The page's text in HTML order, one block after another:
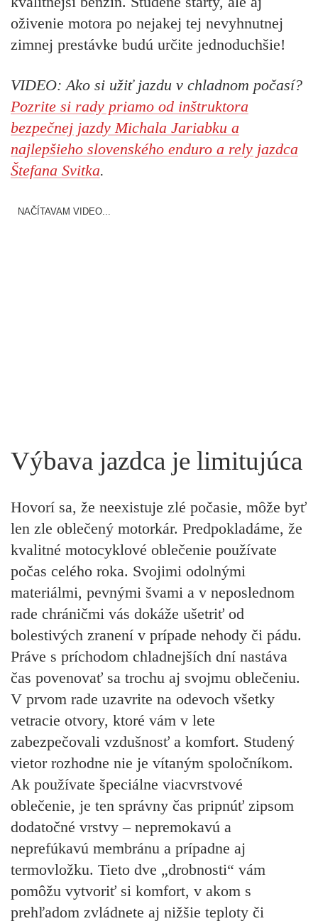
oživenie motora po nejakej tej nevyhnutnej
zimnej prestávke budú určite jednoduchšie!
VIDEO: Ako si užiť jazdu v chladnom počasí?
Pozrite si rady priamo od inštruktora
bezpečnej jazdy Michala Jariabku a
najlepšieho slovenského enduro a rely jazdca
Štefana Svitka.
NAČÍTAVAM VIDEO...
Výbava jazdca je limitujúca
Hovorí sa, že neexistuje zlé počasie, môže byť
len zle oblečený motorkár. Predpokladáme, že
kvalitné motocyklové oblečenie používate
počas celého roka. Svojimi odolnými
materiálmi, pevnými švami a v neposlednom
rade chráničmi vás dokáže ušetriť od
bolestivých zranení v prípade nehody či pádu.
Práve s príchodom chladnejších dní nastáva
čas povenovať sa trochu aj svojmu oblečeniu.
V prvom rade uzavrite na odevoch všetky
vetracie otvory, ktoré vám v lete
zabezpečovali vzdušnosť a komfort. Studený
vietor rozhodne nie je vítaným spoločníkom.
Ak používate špeciálne viacvrstvové
oblečenie, je ten správny čas pripnúť zipsom
dodatočné vrstvy – nepremokavú a
neprefúkavú membránu a prípadne aj
termovložku. Tieto dve „drobnosti“ vám
pomôžu vytvoriť si komfort, v akom s
prehľadom zvládnete aj nižšie teploty či